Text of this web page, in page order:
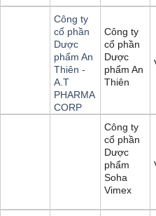
Công ty
cổ phần
Dược
phẩm An
Thiên -
A.T
PHARMA
CORP
Công ty
cổ phần
Dược
phẩm An
Thiên
Công ty
cổ phần
Dược
phẩm
Soha
Vimex